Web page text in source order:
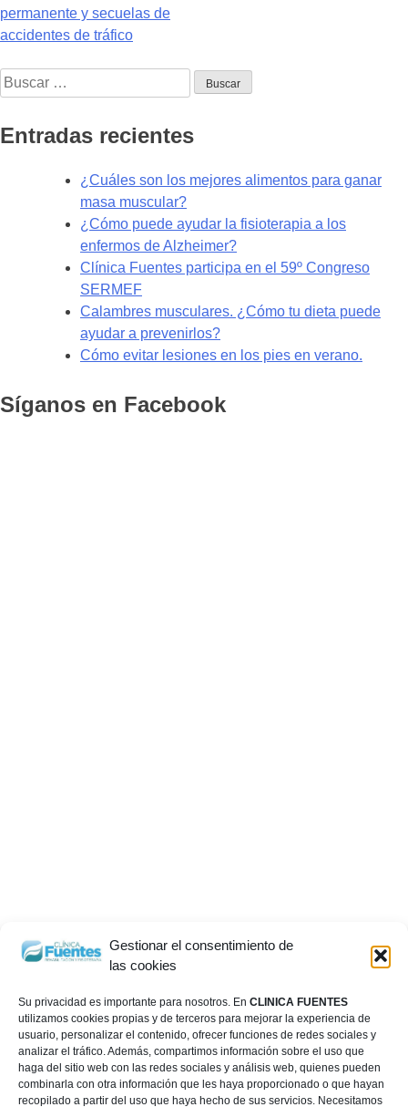
Gestionar el consentimiento de
las cookies
Su privacidad es importante para nosotros. En CLINICA FUENTES
utilizamos cookies propias y de terceros para mejorar la experiencia de
usuario, personalizar el contenido, ofrecer funciones de redes sociales y
analizar el tráfico. Además, compartimos información sobre el uso que
haga del sitio web con las redes sociales y análisis web, quienes pueden
combinarla con otra información que les haya proporcionado o que hayan
recopilado a partir del uso que haya hecho de sus servicios. Necesitamos
entradas
permanente y secuelas de
accidentes de tráfico
Buscar:
Entradas recientes
¿Cuáles son los mejores alimentos para ganar
masa muscular?
¿Cómo puede ayudar la fisioterapia a los
enfermos de Alzheimer?
Clínica Fuentes participa en el 59º Congreso
SERMEF
Calambres musculares. ¿Cómo tu dieta puede
ayudar a prevenirlos?
Cómo evitar lesiones en los pies en verano.
Síganos en Facebook